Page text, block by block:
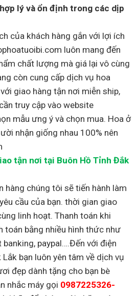
lý và ổn định trong các dịp
của khách hàng gắn với lợi ích
luôn mang đến
chất lượng mà giá lại vô cùng
còn cung cấp dịch vụ hoa
giao hàng tận nơi miễn ship,
truy cập vào website
mẫu ưng ý và chọn mua. Hoa ở
nhận giống nhau 100% nên
tận nơi tại Buôn Hồ Tỉnh Đắk
hàng chúng tôi sẽ tiến hành làm
cầu của bạn. thời gian giao
linh hoạt. Thanh toán khi
toán bằng nhiều hình thức như
banking, paypal….Đến với điện
bạn luôn yên tâm về dịch vụ
đẹp dành tặng cho bạn bè
nhắc máy gọi 0987225326-